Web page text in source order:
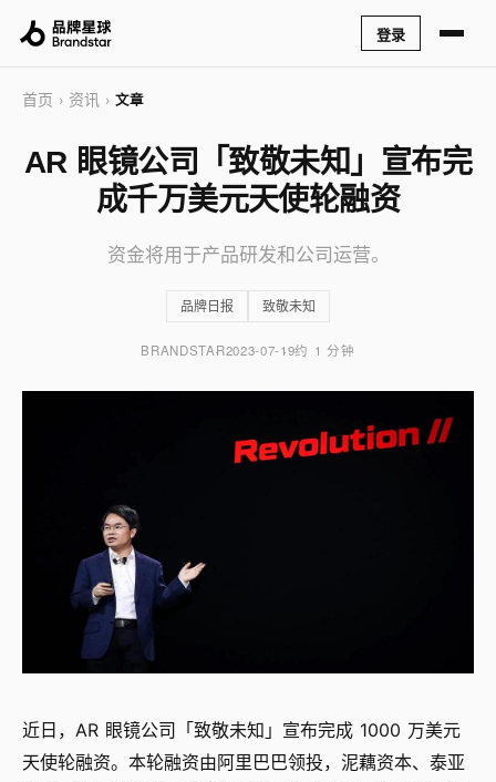
登录
首页 › 资讯 › 文章
AR 眼镜公司「致敬未知」宣布完
成千万美元天使轮融资
资金将用于产品研发和公司运营。
品牌日报 致敬未知
BRANDSTAR2023-07-19约 1 分钟
近日，AR 眼镜公司「致敬未知」宣布完成 1000 万美元
天使轮融资。本轮融资由阿里巴巴领投，泥藕资本、泰亚